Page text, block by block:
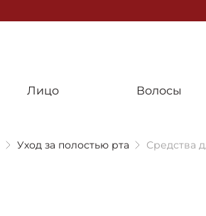
Лицо Волосы
Уход за полостью рта Средства